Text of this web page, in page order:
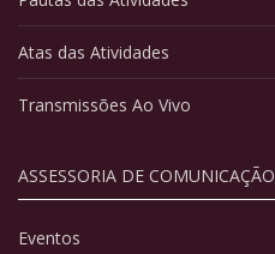
Atas das Atividades
Transmissões Ao Vivo
ASSESSORIA DE COMUNICAÇÃO
Eventos